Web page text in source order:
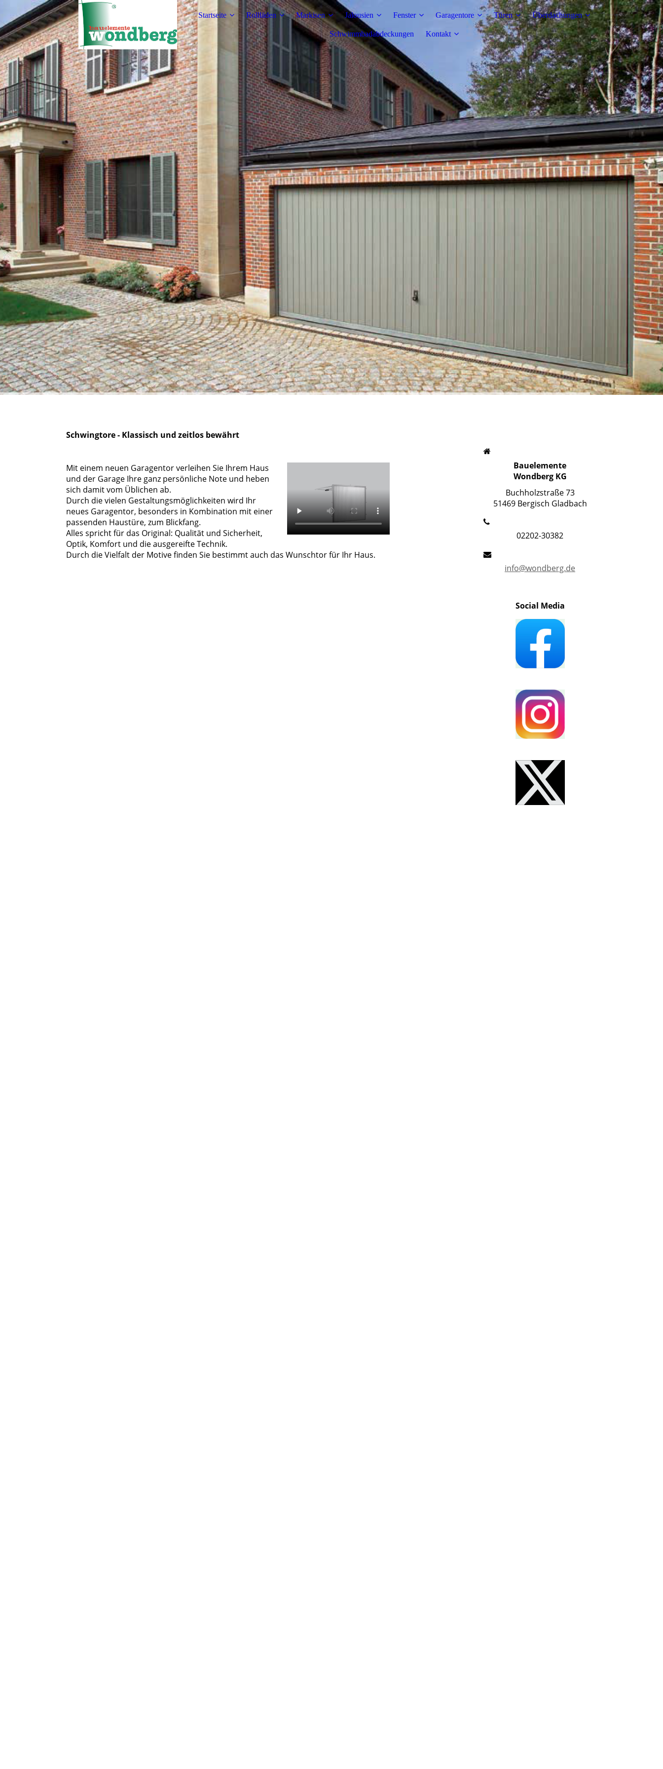
Startseite Rollläden Markisen Jalousien Fenster Garagentore Türen Überdachungen
Schwimmbadabdeckungen Kontakt
Schwingtore - Klassisch und zeitlos bewährt
Mit einem neuen Garagentor verleihen Sie Ihrem Haus
und der Garage Ihre ganz persönliche Note und heben
sich damit vom Üblichen ab.
Durch die vielen Gestaltungsmöglichkeiten wird Ihr
neues Garagentor, besonders in Kombination mit einer
passenden Haustüre, zum Blickfang.
Alles spricht für das Original: Qualität und Sicherheit,
Optik, Komfort und die ausgereifte Technik.
Durch die Vielfalt der Motive finden Sie bestimmt auch das Wunschtor für Ihr Haus.
Bauelemente
Wondberg KG
Buchholzstraße 73
51469 Bergisch Gladbach
02202-30382
info@wondberg.de
Social Media